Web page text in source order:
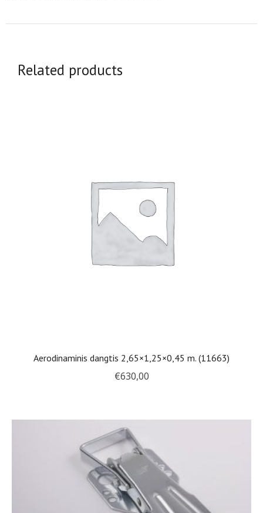
Related products
Aerodinaminis dangtis 2,65×1,25×0,45 m. (11663)
€630,00